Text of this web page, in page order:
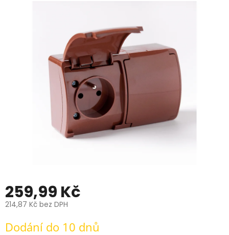
259,99 Kč
214,87 Kč bez DPH
cena:
Dodání do 10 dnů